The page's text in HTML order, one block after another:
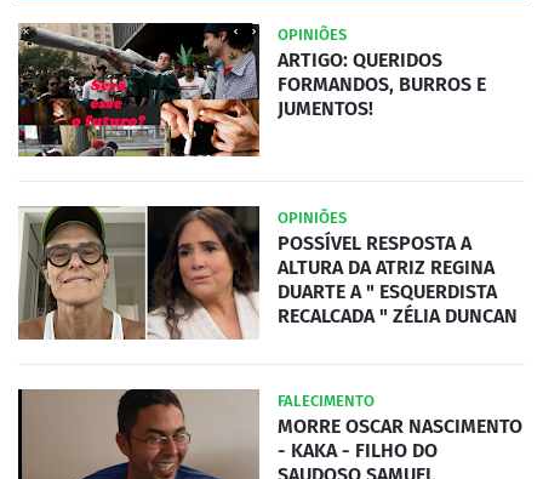
OPINIÕES
ARTIGO: QUERIDOS
FORMANDOS, BURROS E
JUMENTOS!
OPINIÕES
POSSÍVEL RESPOSTA A
ALTURA DA ATRIZ REGINA
DUARTE A " ESQUERDISTA
RECALCADA " ZÉLIA DUNCAN
FALECIMENTO
MORRE OSCAR NASCIMENTO
- KAKA - FILHO DO
SAUDOSO SAMUEL